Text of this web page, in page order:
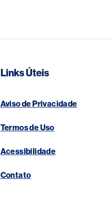
Links Úteis
Aviso de Privacidade
Termos de Uso
Acessibilidade
Contato